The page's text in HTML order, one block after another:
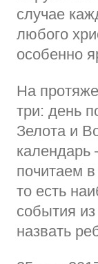
случае
любого
особенно
На
три: день
Зелота и
почитаем
то есть
события
назвать